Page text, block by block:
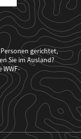
gerichtet,
Sie im Ausland?